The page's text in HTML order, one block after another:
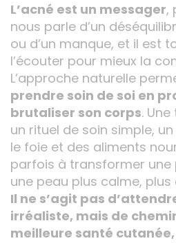
L’acné est un messager,
nous parle d’un
ou d’un manque, et il est
l’écouter pour mieux la
L’approche naturelle
prendre soin de soi en
brutaliser son corps.
un rituel de soin simple,
le foie et des aliments
parfois à transformer une
une peau plus calme,
Il ne s’agit pas
irréaliste, mais de
meilleure santé